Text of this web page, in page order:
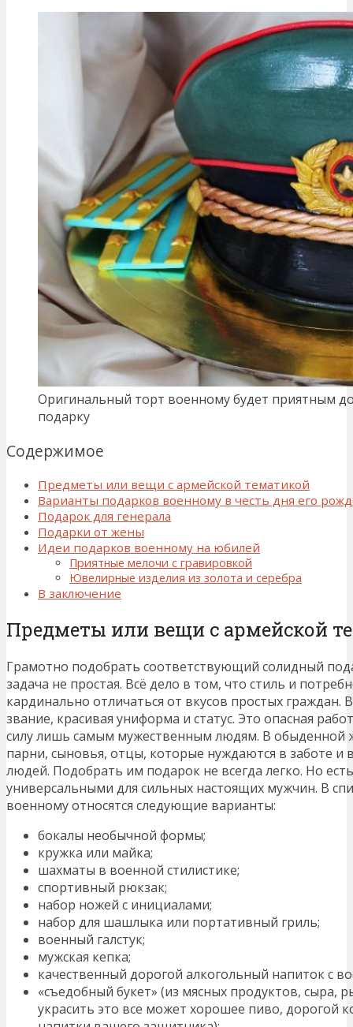
Оригинальный торт военному будет приятным
подарку
Содержимое
Предметы или вещи с армейской тематикой
Варианты подарков военному в честь дня его
Подарок для генерала
Подарки от жены
Идеи подарков военному на юбилей
Приятные мелочи с гравировкой
Ювелирные изделия из золота и серебра
В заключение
Предметы или вещи с армейской
Грамотно подобрать соответствующий солидный
задача не простая. Всё дело в том, что стиль и
кардинально отличаться от вкусов простых
звание, красивая униформа и статус. Это опасная
силу лишь самым мужественным людям. В обыденной
парни, сыновья, отцы, которые нуждаются в заботе и
людей. Подобрать им подарок не всегда легко. Но
универсальными для сильных настоящих мужчин. В
военному относятся следующие варианты:
бокалы необычной формы;
кружка или майка;
шахматы в военной стилистике;
спортивный рюкзак;
набор ножей с инициалами;
набор для шашлыка или портативный гриль;
военный галстук;
мужская кепка;
качественный дорогой алкогольный напиток с
«съедобный букет» (из мясных продуктов, сыра,
украсить это все может хорошее пиво, дорогой